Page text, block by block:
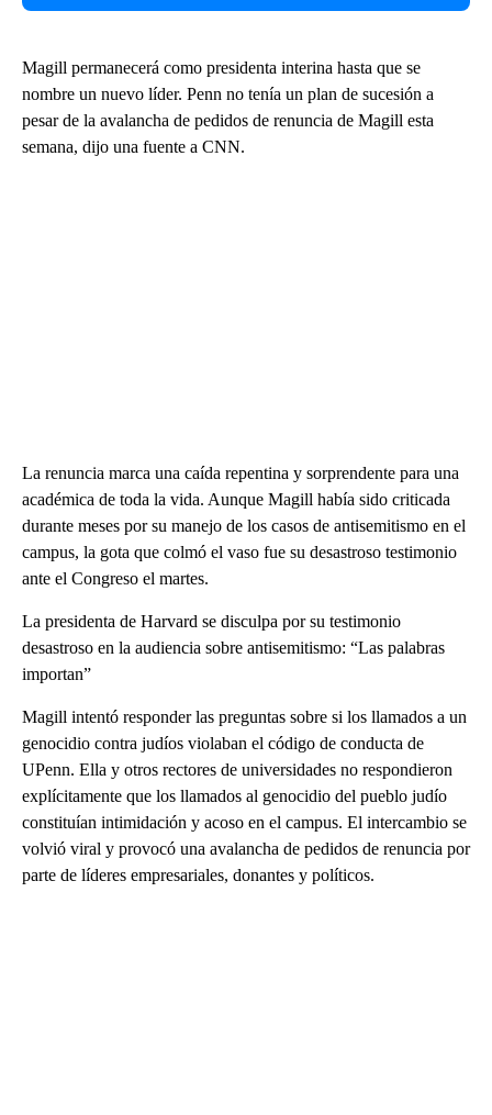
Magill permanecerá como presidenta interina hasta que se
nombre un nuevo líder. Penn no tenía un plan de sucesión a
pesar de la avalancha de pedidos de renuncia de Magill esta
semana, dijo una fuente a CNN.
La renuncia marca una caída repentina y sorprendente para una
académica de toda la vida. Aunque Magill había sido criticada
durante meses por su manejo de los casos de antisemitismo en el
campus, la gota que colmó el vaso fue su desastroso testimonio
ante el Congreso el martes.
La presidenta de Harvard se disculpa por su testimonio
desastroso en la audiencia sobre antisemitismo: “Las palabras
importan”
Magill intentó responder las preguntas sobre si los llamados a un
genocidio contra judíos violaban el código de conducta de
UPenn. Ella y otros rectores de universidades no respondieron
explícitamente que los llamados al genocidio del pueblo judío
constituían intimidación y acoso en el campus. El intercambio se
volvió viral y provocó una avalancha de pedidos de renuncia por
parte de líderes empresariales, donantes y políticos.